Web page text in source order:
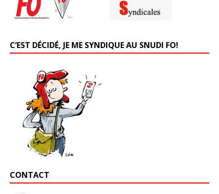
C’EST DÉCIDÉ, JE ME SYNDIQUE AU SNUDI FO!
CONTACT